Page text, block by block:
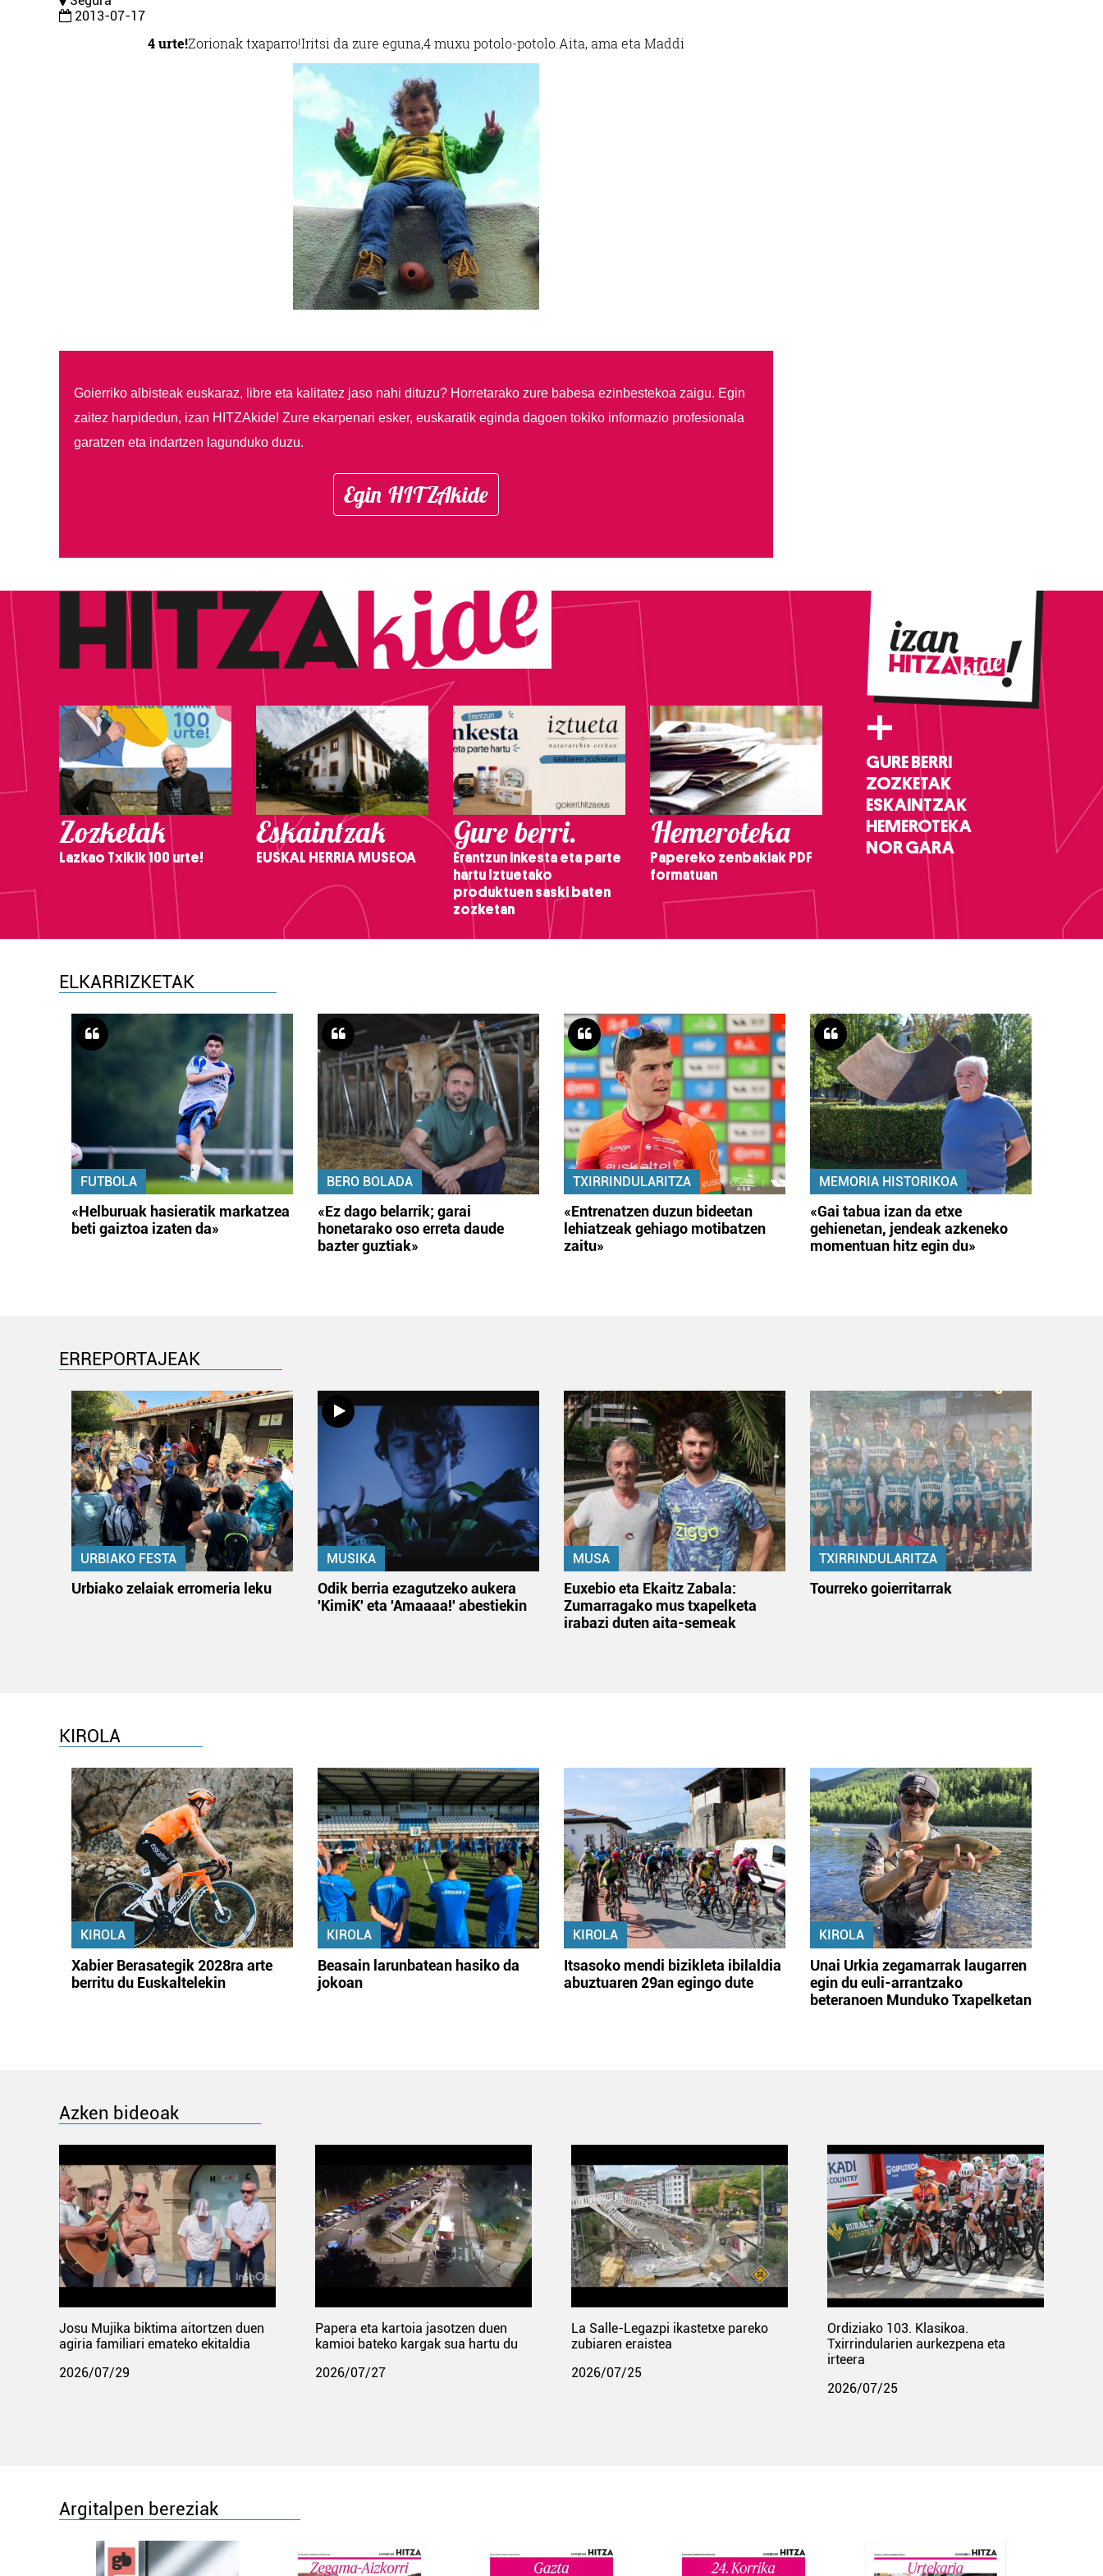
2013-07-17
4 urte!Zorionak txaparro!Iritsi da zure eguna,4 muxu potolo-potolo. Aita, ama eta Maddi
Goierriko albisteak euskaraz, libre eta kalitatez jaso nahi dituzu? Horretarako zure babesa ezinbestekoa zaigu. Egin
zaitez harpidedun, izan HITZAkide! Zure ekarpenari esker, euskaratik eginda dagoen tokiko informazio profesionala
garatzen eta indartzen lagunduko duzu.
Egin HITZAkide
Zozketak
Lazkao Txikik 100 urte!
Eskaintzak
EUSKAL HERRIA MUSEOA
Gure berri.
Erantzun inkesta eta parte
hartu Iztuetako
produktuen saski baten
zozketan
Hemeroteka
Papereko zenbakiak PDF
formatuan
+
GURE BERRI
ZOZKETAK
ESKAINTZAK
HEMEROTEKA
NOR GARA
ELKARRIZKETAK
FUTBOLA
«Helburuak hasieratik markatzea
beti gaiztoa izaten da»
BERO BOLADA
«Ez dago belarrik; garai
honetarako oso erreta daude
bazter guztiak»
TXIRRINDULARITZA
«Entrenatzen duzun bideetan
lehiatzeak gehiago motibatzen
zaitu»
MEMORIA HISTORIKOA
«Gai tabua izan da etxe
gehienetan, jendeak azkeneko
momentuan hitz egin du»
ERREPORTAJEAK
URBIAKO FESTA
Urbiako zelaiak erromeria leku
MUSIKA
Odik berria ezagutzeko aukera
'KimiK' eta 'Amaaaa!' abestiekin
MUSA
Euxebio eta Ekaitz Zabala:
Zumarragako mus txapelketa
irabazi duten aita-semeak
TXIRRINDULARITZA
Tourreko goierritarrak
KIROLA
KIROLA
Xabier Berasategik 2028ra arte
berritu du Euskaltelekin
KIROLA
Beasain larunbatean hasiko da
jokoan
KIROLA
Itsasoko mendi bizikleta ibilaldia
abuztuaren 29an egingo dute
KIROLA
Unai Urkia zegamarrak laugarren
egin du euli-arrantzako
beteranoen Munduko Txapelketan
Azken bideoak
Josu Mujika biktima aitortzen duen
agiria familiari emateko ekitaldia
2026/07/29
Papera eta kartoia jasotzen duen
kamioi bateko kargak sua hartu du
2026/07/27
La Salle-Legazpi ikastetxe pareko
zubiaren eraistea
2026/07/25
Ordiziako 103. Klasikoa.
Txirrindularien aurkezpena eta
irteera
2026/07/25
Argitalpen bereziak